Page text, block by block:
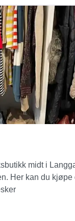
midt i
Her kan du